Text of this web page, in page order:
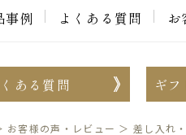
事例 よくある質問 お
ある質問 ギ
お客様の声・レビュー ＞差し入れ